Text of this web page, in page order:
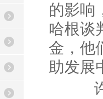
的影响
哈根谈
金，他
助发展
许